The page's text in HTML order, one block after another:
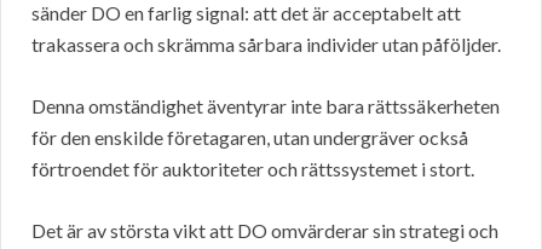
sänder DO en farlig signal: att det är acceptabelt att
trakassera och skrämma sårbara individer utan påföljder.
Denna omständighet äventyrar inte bara rättssäkerheten
för den enskilde företagaren, utan undergräver också
förtroendet för auktoriteter och rättssystemet i stort.
Det är av största vikt att DO omvärderar sin strategi och